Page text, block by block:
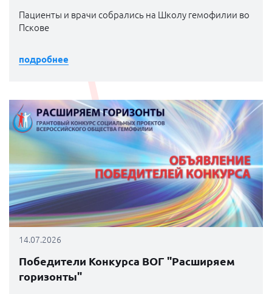
Пациенты и врачи собрались на Школу гемофилии во
Пскове
подробнее
14.07.2026
Победители Конкурса ВОГ "Расширяем
горизонты"